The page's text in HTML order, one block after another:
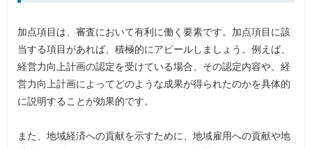
加点項目は、審査において有利に働く要素です。加点項目に該
当する項目があれば、積極的にアピールしましょう。例えば、
経営力向上計画の認定を受けている場合、その認定内容や、経
営力向上計画によってどのような成果が得られたのかを具体的
に説明することが効果的です。
また、地域経済への貢献を示すために、地域雇用への貢献や地